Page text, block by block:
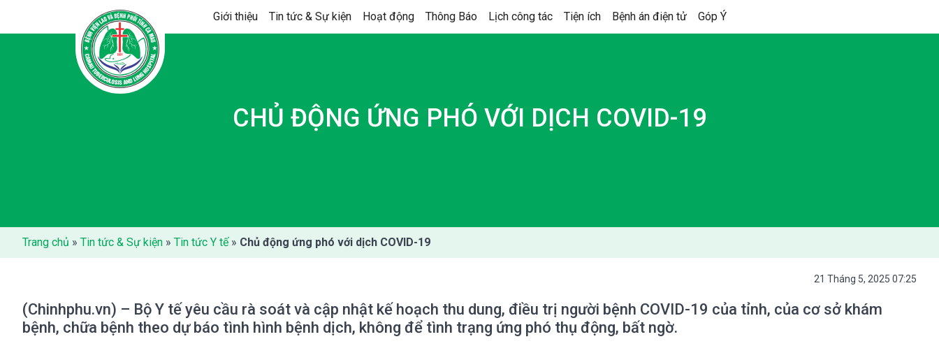
Giới thiệu Tin tức & Sự kiện Hoạt động Thông Báo Lịch công tác Tiện ích Bệnh án điện tử Góp Ý
CHỦ ĐỘNG ỨNG PHÓ VỚI DỊCH COVID-19
Trang chủ » Tin tức & Sự kiện » Tin tức Y tế» Chủ động ứng phó với dịch COVID-19
21 Tháng 5, 2025 07:25
(Chinhphu.vn) – Bộ Y tế yêu cầu rà soát và cập nhật kế hoạch thu dung, điều trị người bệnh COVID-19 của tỉnh, của cơ sở khám
bệnh, chữa bệnh theo dự báo tình hình bệnh dịch, không để tình trạng ứng phó thụ động, bất ngờ.